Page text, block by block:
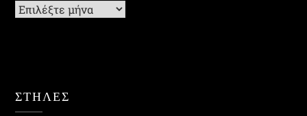
Ιστορικό
ΣΤΗΛΕΣ